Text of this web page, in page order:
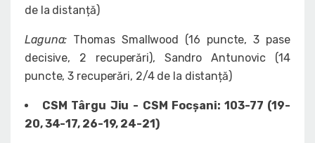
de la distanță)
Laguna: Thomas Smallwood (16 puncte, 3 pase
decisive, 2 recuperări), Sandro Antunovic (14
puncte, 3 recuperări, 2/4 de la distanță)
CSM Târgu Jiu - CSM Focșani: 103-77 (19-
20, 34-17, 26-19, 24-21)